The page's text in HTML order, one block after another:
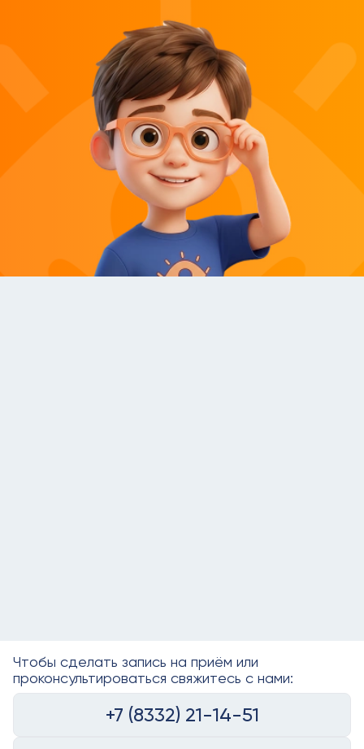
Чтобы сделать запись на приём или
проконсультироваться свяжитесь с нами:
+7 (8332) 21-14-51